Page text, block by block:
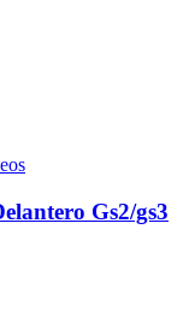
Gs2/gs3